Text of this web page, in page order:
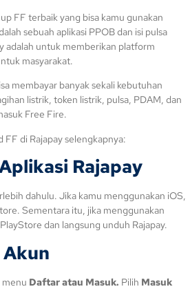
FF terbaik yang bisa kamu gunakan
sebuah aplikasi PPOB dan isi pulsa
adalah untuk memberikan platform
masyarakat.
membayar banyak sekali kebutuhan
listrik, token listrik, pulsa, PDAM, dan
Free Fire.
FF di Rajapay selengkapnya:
Rajapay
dahulu. Jika kamu menggunakan iOS,
Sementara itu, jika menggunakan
dan langsung unduh Rajapay.
menu Daftar atau Masuk. Pilih Masuk